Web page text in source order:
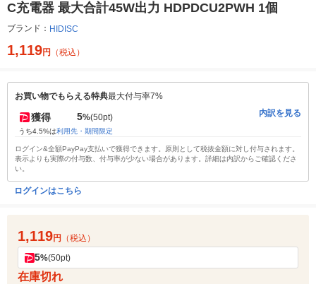
C充電器 最大合計45W出力 HDPDCU2PWH 1個
ブランド： HIDISC
1,119円 （税込）
お買い物でもらえる特典最大付与率7%
獲得 5%(50pt)
うち4.5%は利用先・期間限定
内訳を見る
ログイン&全額PayPay支払いで獲得できます。原則として税抜金額に対し付与されます。
表示よりも実際の付与数、付与率が少ない場合があります。詳細は内訳からご確認くださ
い。
ログインはこちら
1,119円 （税込）
5%(50pt)
在庫切れ